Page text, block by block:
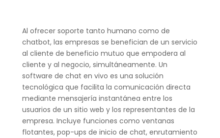
Al ofrecer soporte tanto humano como de
chatbot, las empresas se benefician de un servicio
al cliente de beneficio mutuo que empodera al
cliente y al negocio, simultáneamente. Un
software de chat en vivo es una solución
tecnológica que facilita la comunicación directa
mediante mensajería instantánea entre los
usuarios de un sitio web y los representantes de la
empresa. Incluye funciones como ventanas
flotantes, pop-ups de inicio de chat, enrutamiento